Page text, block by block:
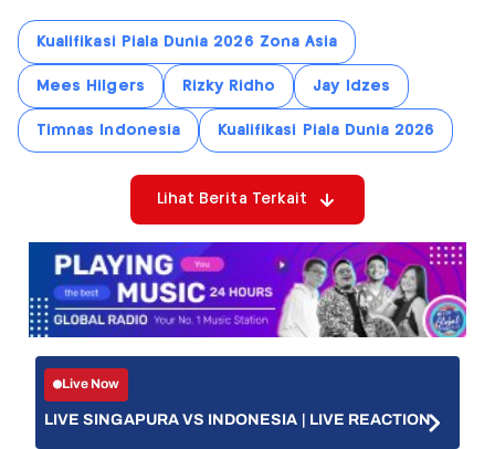
Kualifikasi Piala Dunia 2026 Zona Asia
Mees Hilgers Rizky Ridho Jay Idzes
Timnas Indonesia Kualifikasi Piala Dunia 2026
Lihat Berita Terkait
Live Now
LIVE SINGAPURA VS INDONESIA | LIVE REACTION